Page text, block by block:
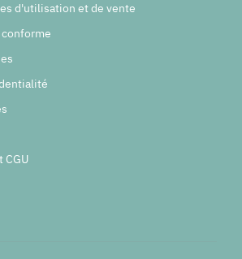
d'utilisation et de vente
CGU